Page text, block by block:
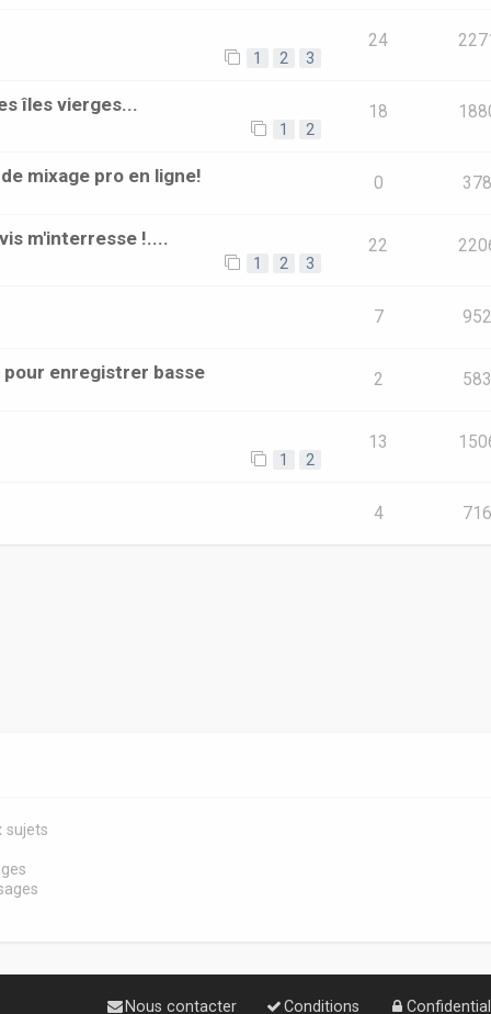
1 2 3
24
îles vierges...
1 2
18
mixage pro en ligne! 0
m'interresse !....
1 2 3
22
7
pour enregistrer basse 2
1 2
13
4
sujets
Conditions
Nous contacter